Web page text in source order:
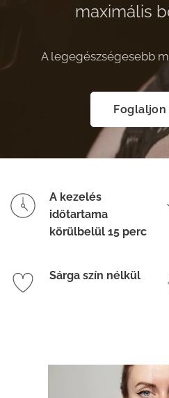
maximális
A legegészségesebb
Foglaljon
A kezelés
időtartama
körülbelül 15 perc
Sárga szín nélkül